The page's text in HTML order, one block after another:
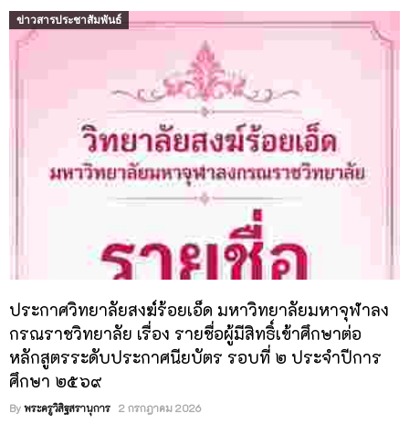
ข่าวสารประชาสัมพันธ์
ประกาศวิทยาลัยสงฆ์ร้อยเอ็ด มหาวิทยาลัยมหาจุฬาลง
กรณราชวิทยาลัย เรื่อง รายชื่อผู้มีสิทธิ์เข้าศึกษาต่อ
หลักสูตรระดับประกาศนียบัตร รอบที่ ๒ ประจำปีการ
ศึกษา ๒๕๖๙
By พระครูวิสิฐสรานุการ 2 กรกฎาคม 2026